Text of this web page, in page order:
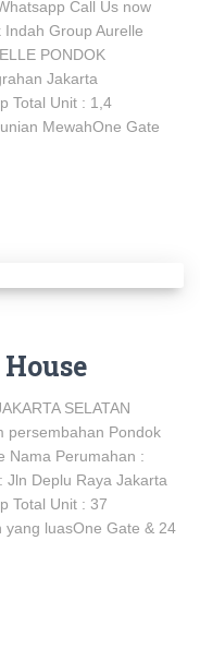
Call Us now
Group Aurelle
PONDOK
Jakarta
Total Unit : 1,4
MewahOne Gate
SELATAN
persembahan Pondok
Nama Perumahan :
Jln Deplu Raya Jakarta
Total Unit : 37
yang luasOne Gate & 24